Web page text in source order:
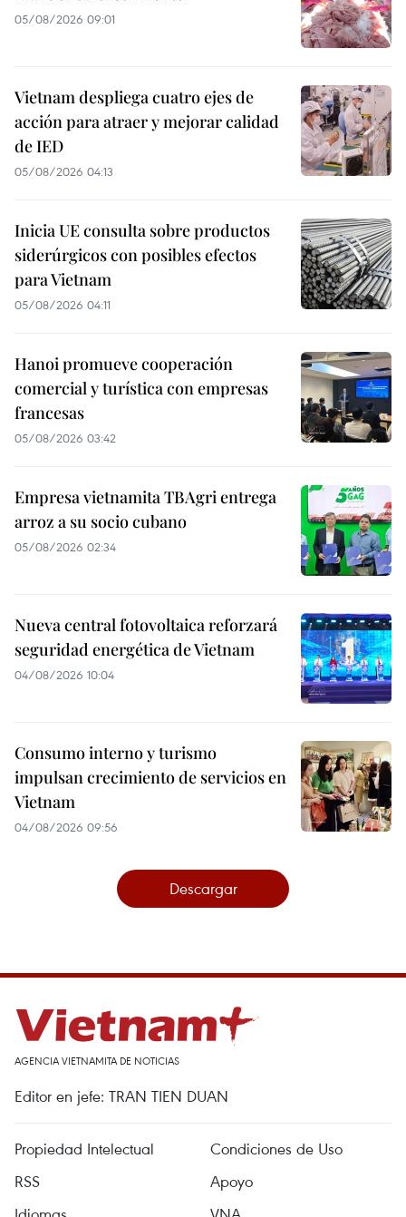
05/08/2026 09:01
Vietnam despliega cuatro ejes de
acción para atraer y mejorar calidad
de IED
05/08/2026 04:13
Inicia UE consulta sobre productos
siderúrgicos con posibles efectos
para Vietnam
05/08/2026 04:11
Hanoi promueve cooperación
comercial y turística con empresas
francesas
05/08/2026 03:42
Empresa vietnamita TBAgri entrega
arroz a su socio cubano
05/08/2026 02:34
Nueva central fotovoltaica reforzará
seguridad energética de Vietnam
04/08/2026 10:04
Consumo interno y turismo
impulsan crecimiento de servicios en
Vietnam
04/08/2026 09:56
Descargar
AGENCIA VIETNAMITA DE NOTICIAS
Editor en jefe: TRAN TIEN DUAN
Propiedad Intelectual
Condiciones de Uso
RSS
Apoyo